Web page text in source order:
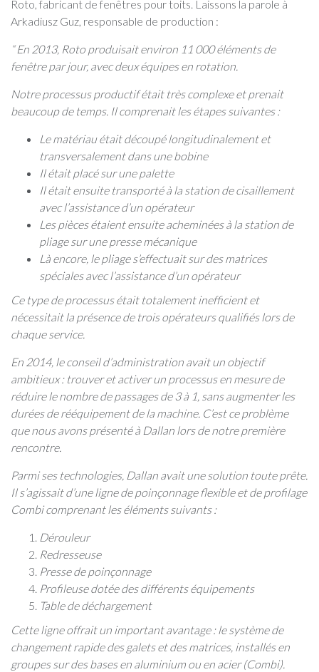
Roto, fabricant de fenêtres pour toits. Laissons la parole à
Arkadiusz Guz, responsable de production :
“ En 2013, Roto produisait environ 11 000 éléments de
fenêtre par jour, avec deux équipes en rotation.
Notre processus productif était très complexe et prenait
beaucoup de temps. Il comprenait les étapes suivantes :
Le matériau était découpé longitudinalement et
transversalement dans une bobine
Il était placé sur une palette
Il était ensuite transporté à la station de cisaillement
avec l’assistance d’un opérateur
Les pièces étaient ensuite acheminées à la station de
pliage sur une presse mécanique
Là encore, le pliage s’effectuait sur des matrices
spéciales avec l’assistance d’un opérateur
Ce type de processus était totalement inefficient et
nécessitait la présence de trois opérateurs qualifiés lors de
chaque service.
En 2014, le conseil d’administration avait un objectif
ambitieux : trouver et activer un processus en mesure de
réduire le nombre de passages de 3 à 1, sans augmenter les
durées de rééquipement de la machine. C’est ce problème
que nous avons présenté à Dallan lors de notre première
rencontre.
Parmi ses technologies, Dallan avait une solution toute prête.
Il s’agissait d’une ligne de poinçonnage flexible et de profilage
Combi comprenant les éléments suivants :
Dérouleur
Redresseuse
Presse de poinçonnage
Profileuse dotée des différents équipements
Table de déchargement
Cette ligne offrait un important avantage : le système de
changement rapide des galets et des matrices, installés en
groupes sur des bases en aluminium ou en acier (Combi).